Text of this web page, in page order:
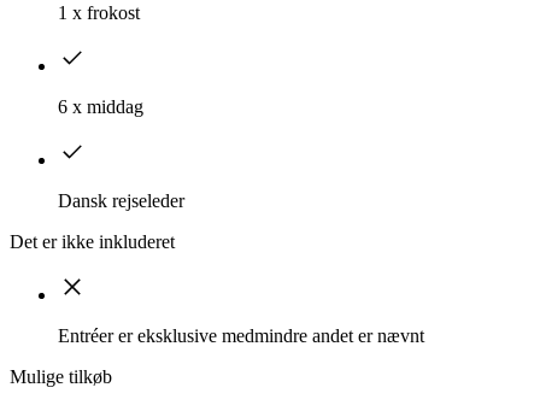
1 x frokost
6 x middag
Dansk rejseleder
Det er ikke inkluderet
Entréer er eksklusive medmindre andet er nævnt
Mulige tilkøb